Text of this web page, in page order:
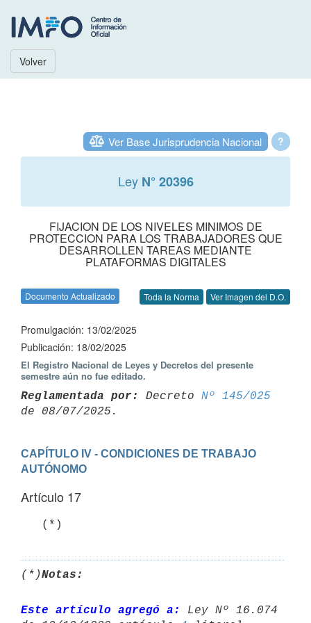
Volver
?
Ver Base Jurisprudencia Nacional
Ley N° 20396
FIJACION DE LOS NIVELES MINIMOS DE
PROTECCION PARA LOS TRABAJADORES QUE
DESARROLLEN TAREAS MEDIANTE
PLATAFORMAS DIGITALES
Documento Actualizado Toda la Norma Ver Imagen del D.O.
Promulgación: 13/02/2025
Publicación: 18/02/2025
El Registro Nacional de Leyes y Decretos del presente
semestre aún no fue editado.
Reglamentada por: Decreto Nº 145/025
CAPÍTULO IV - CONDICIONES DE TRABAJO
AUTÓNOMO
Artículo 17
   (*)
(*)Notas:
Este artículo agregó a:
Ley Nº 16.074